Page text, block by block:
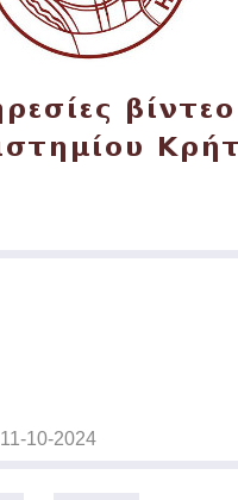
11-10-2024